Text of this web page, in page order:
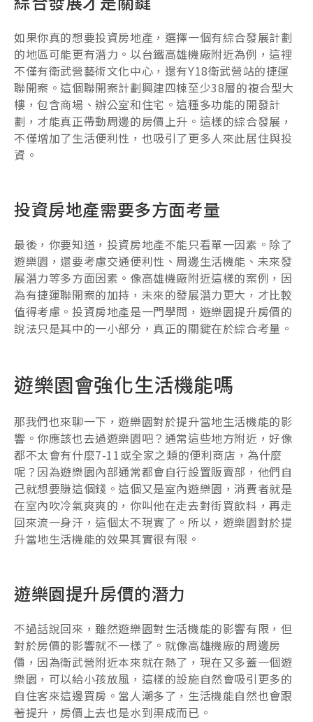
如果你真的想要投資房地產，選擇一個有綜合發展計劃
的地區可能更有潛力。以台鐵高雄機廠附近為例，這裡
不僅有衛武營藝術文化中心，還有Y18衛武營站的捷運
聯開案。這個聯開案計劃興建四棟至少38層的複合型大
樓，包含商場、辦公室和住宅。這種多功能的開發計
劃，才能真正帶動周邊的房價上升。這樣的綜合發展，
不僅增加了生活便利性，也吸引了更多人來此居住與投
資。
投資房地產需要多方面考量
最後，你要知道，投資房地產不能只看單一因素。除了
遊樂園，還要考慮交通便利性、周邊生活機能、未來發
展潛力等多方面因素。像高雄機廠附近這樣的案例，因
為有捷運聯開案的加持，未來的發展潛力更大，才比較
值得考慮。投資房地產是一門學問，遊樂園提升房價的
說法只是其中的一小部分，真正的關鍵在於綜合考量。
遊樂園會強化生活機能嗎
那我們也來聊一下，遊樂園對於提升當地生活機能的影
響。你應該也去過遊樂園吧？通常這些地方附近，好像
都不太會有什麼7-11或全家之類的便利商店，為什麼
呢？因為遊樂園內部通常都會自行設置販賣部，他們自
己就想要賺這個錢。這個又是室內遊樂園，消費者就是
在室內吹冷氣爽爽的，你叫他在走去對街買飲料，再走
回來流一身汗，這個太不現實了。所以，遊樂園對於提
升當地生活機能的效果其實很有限。
遊樂園提升房價的潛力
不過話說回來，雖然遊樂園對生活機能的影響有限，但
對於房價的影響就不一樣了。就像高雄機廠的周邊房
價，因為衛武營附近本來就在熱了，現在又多蓋一個遊
樂園，可以給小孩放風，這樣的設施自然會吸引更多的
自住客來這邊買房。當人潮多了，生活機能自然也會跟
著提升，房價上去也是水到渠成而已。